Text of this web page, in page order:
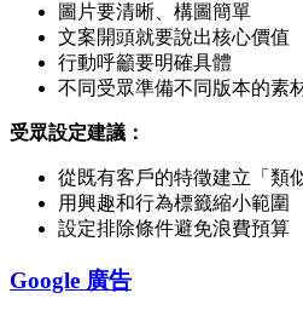
圖片要清晰、構圖簡單
文案開頭就要說出核心價值
行動呼籲要明確具體
不同受眾準備不同版本的素
受眾設定建議：
從既有客戶的特徵建立「類
用興趣和行為標籤縮小範圍
設定排除條件避免浪費預算
Google 廣告